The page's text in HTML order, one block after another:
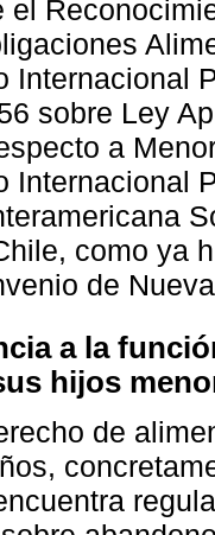
el
Internacional
sobre Ley
a
Internacional
como ya
de
a la
hijos
de